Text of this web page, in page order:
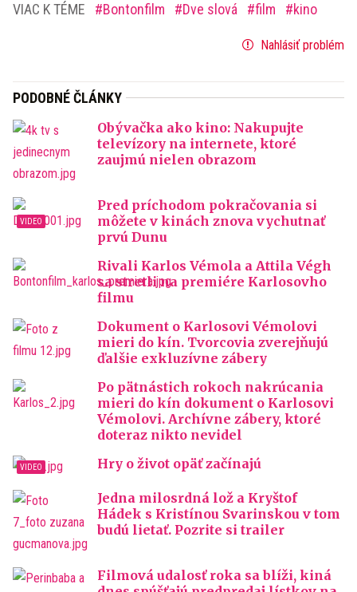
VIAC K TÉME Bontonfilm Dve slová film kino
Nahlásiť problém
PODOBNÉ ČLÁNKY
Obývačka ako kino: Nakupujte
televízory na internete, ktoré
zaujmú nielen obrazom
Pred príchodom pokračovania si
môžete v kinách znova vychutnať
prvú Dunu
Rivali Karlos Vémola a Attila Végh
sa stretli na premiére Karlosovho
filmu
Dokument o Karlosovi Vémolovi
mieri do kín. Tvorcovia zverejňujú
ďalšie exkluzívne zábery
Po pätnástich rokoch nakrúcania
mieri do kín dokument o Karlosovi
Vémolovi. Archívne zábery, ktoré
doteraz nikto nevidel
Hry o život opäť začínajú
Jedna milosrdná lož a Kryštof
Hádek s Kristínou Svarinskou v tom
budú lietať. Pozrite si trailer
Filmová udalosť roka sa blíži, kiná